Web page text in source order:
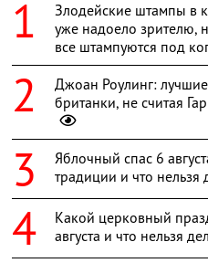
Злодейские штампы в
уже надоело зрителю,
все штампуются под
Джоан Роулинг:
британки, не считая
Яблочный спас 6
традиции и что нельзя
Какой церковный
августа и что нельзя